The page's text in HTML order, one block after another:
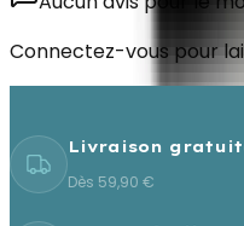
Connectez-vous pour
Livraison
Dès 59,90 €